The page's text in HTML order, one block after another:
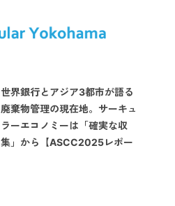
世界銀行とアジア3都市が語る
廃棄物管理の現在地。サーキュ
ラーエコノミーは「確実な収
集」から【ASCC2025レポー